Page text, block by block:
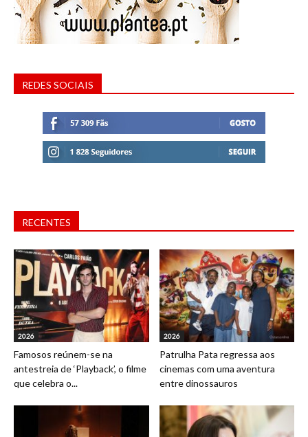
REDES SOCIAIS
RECENTES
2026
Famosos reúnem-se na
antestreia de ‘Playback’, o filme
que celebra o...
2026
Patrulha Pata regressa aos
cinemas com uma aventura
entre dinossauros